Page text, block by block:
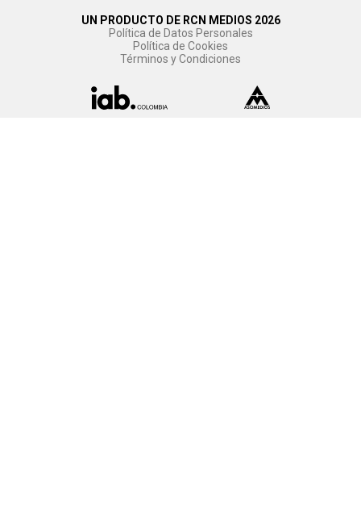
UN PRODUCTO DE RCN MEDIOS 2026
Política de Datos Personales
Política de Cookies
Términos y Condiciones